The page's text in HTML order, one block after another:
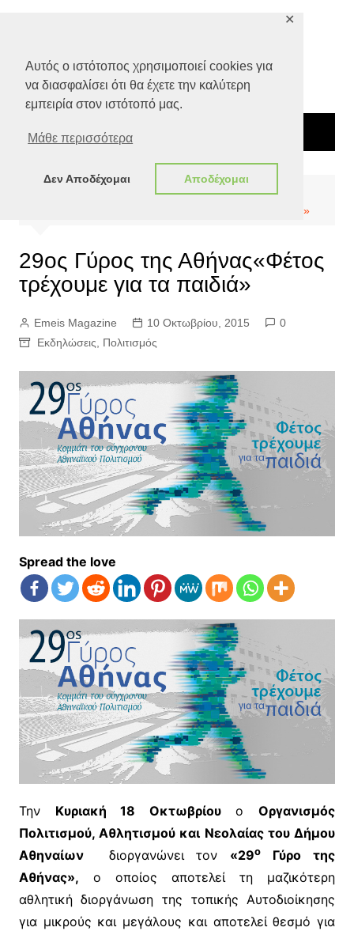
Αυτός ο ιστότοπος χρησιμοποιεί cookies για
να διασφαλίσει ότι θα έχετε την καλύτερη
εμπειρία στον ιστότοπό μας.
Μάθε περισσότερα
Δεν Αποδέχομαι Αποδέχομαι
✕
29ος Γύρος της Αθήνας«Φέτος τρέχουμε για τα παιδιά»
29ος Γύρος της Αθήνας«Φέτος
τρέχουμε για τα παιδιά»
Emeis Magazine 10 Οκτωβρίου, 2015
0
Εκδηλώσεις
Πολιτισμός
Spread the love
Την Κυριακή 18 ΟκτωβρίουοΟργανισμός
Πολιτισμού, Αθλητισμού και Νεολαίας του Δήμου
Αθηναίωνδιοργανώνει τον «29ο
Γύρο της
Αθήνας», ο οποίος αποτελεί τη μαζικότερη
αθλητική διοργάνωση της τοπικής Αυτοδιοίκησης
για μικρούς και μεγάλους και αποτελεί θεσμό για